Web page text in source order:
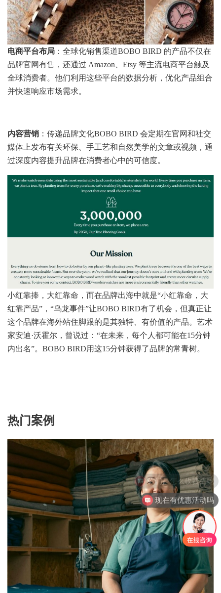
电商平台布局 ：全球化销售渠道BOBO BIRD 的产品不仅在
品牌官网有售，还通过 Amazon、Etsy 等主流电商平台触及
全球消费者。他们利用这些平台的数据分析，优化产品组合
并快速响应市场需求。
内容营销 ：传递品牌文化BOBO BIRD 会定期在官网和社交
媒体上发布有关环保、手工艺和自然美学的文章或视频，通
过深度内容提升品牌在消费者心中的可信度。
小红靠捧，大红靠命，而在品牌出海中就是“小红靠命，大
红靠产品”，“乌龙事件”让BOBO BIRD有了机会，但真正让
这个品牌在海外站住脚跟的是其独特、有价值的产品。艺术
家安迪·沃霍尔，曾说过：“在未来，每个人都可能在15分钟
内出名”。BOBO BIRD用这15分钟获得了品牌的常青树。
热门案例
现在有优惠活动吗